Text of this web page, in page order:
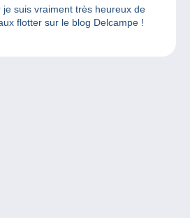
suis vraiment très heureux de
flotter sur le blog Delcampe !